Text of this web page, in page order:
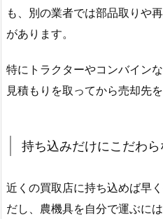
も、別の業者では部品取りや
があります。
特にトラクターやコンバイン
見積もりを取ってから売却先
持ち込みだけにこだわら
近くの買取店に持ち込めば早
だし、農機具を自分で運ぶに